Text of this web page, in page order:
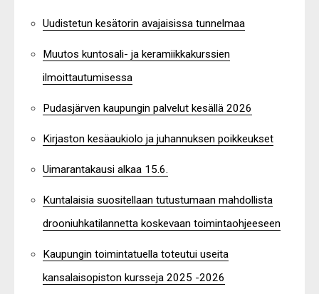
Uudistetun kesätorin avajaisissa tunnelmaa
Muutos kuntosali- ja keramiikkakurssien
ilmoittautumisessa
Pudasjärven kaupungin palvelut kesällä 2026
Kirjaston kesäaukiolo ja juhannuksen poikkeukset
Uimarantakausi alkaa 15.6.
Kuntalaisia suositellaan tutustumaan mahdollista
drooniuhkatilannetta koskevaan toimintaohjeeseen
Kaupungin toimintatuella toteutui useita
kansalaisopiston kursseja 2025 -2026